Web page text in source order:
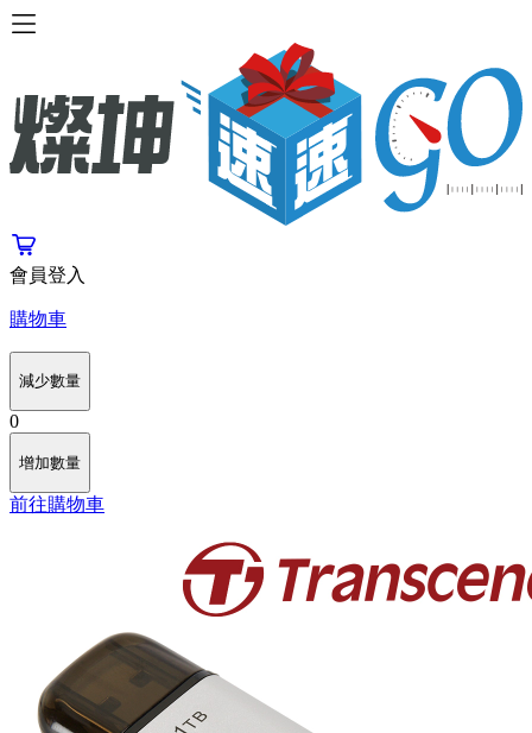
會員登入
購物車
減少數量
0
增加數量
前往購物車